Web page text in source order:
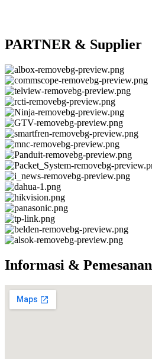
PARTNER & Supplier
Informasi & Pemesanan